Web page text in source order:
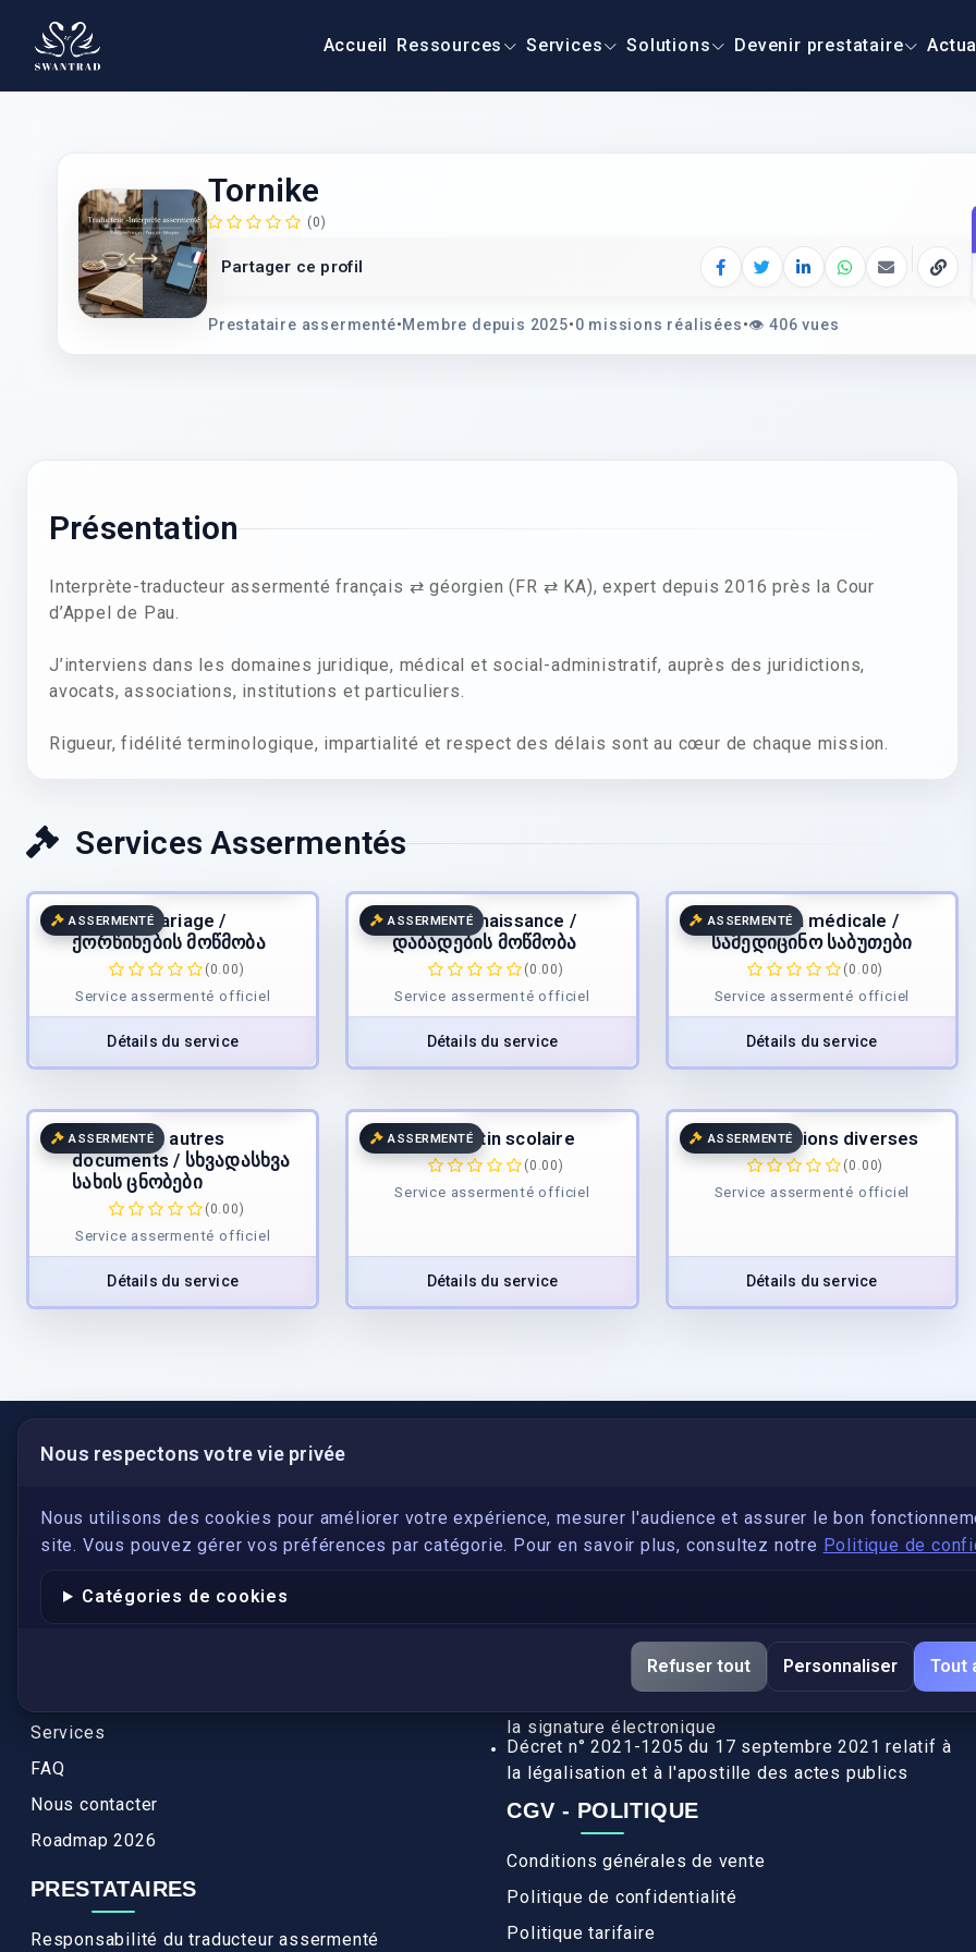
Accueil Ressources Services Solutions Devenir prestataire
Tornike
(0)
Partager ce profil
Facebook
TwitterLinkedInWhatsApp
E‑mail
Prestataire assermenté•Membre depuis 2025•0 missions réalisées•👁️ 406 vues
Présentation
Interprète-traducteur assermenté français ⇄ géorgien (FR ⇄ KA), expert depuis 2016 près la Cour
d’Appel de Pau.
J’interviens dans les domaines juridique, médical et social-administratif, auprès des juridictions,
avocats, associations, institutions et particuliers.
Rigueur, fidélité terminologique, impartialité et respect des délais sont au cœur de chaque mission.
Services Assermentés
ASSERMENTÉ
Acte de mariage /
ქორწინების მოწმობა
(0.00)
Service assermenté officiel
Détails du service
ASSERMENTÉ
Extrait de naissance /
დაბადების მოწმობა
(0.00)
Service assermenté officiel
Détails du service
ASSERMENTÉ
Traduction médicale /
სამედიცინო საბუთები
(0.00)
Service assermenté officiel
Détails du service
ASSERMENTÉ
Traduction autres
documents / სხვადასხვა
სახის ცნობები
(0.00)
Service assermenté officiel
Détails du service
ASSERMENTÉBulletin scolaire
(0.00)
Service assermenté officiel
Détails du service
ASSERMENTÉ
Attestations diverses
(0.00)
Service assermenté officiel
Détails du service
Nous respectons votre vie privée
Nous utilisons des cookies pour améliorer votre expérience, mesurer l'audience et assurer le bon
site. Vous pouvez gérer vos préférences par catégorie. Pour en savoir plus, consultez notre Politique de
Catégories de cookies
Refuser tout Personnaliser Tout
LIENS UTILES
S'inscrire
Qui sommes-nous ?
Conformité
Services
FAQ
Nous contacter
Roadmap 2026
PRESTATAIRES
Responsabilité du traducteur assermenté
Devenez développeur avec IronSkill Academy
Gubernatis immobilier
Apostille et légalisation, fin de l'obligation entre les
la signature électronique
Décret n° 2021-1205 du 17 septembre 2021 relatif à
la légalisation et à l'apostille des actes publics
CGV - POLITIQUE
Conditions générales de vente
Politique de confidentialité
Politique tarifaire